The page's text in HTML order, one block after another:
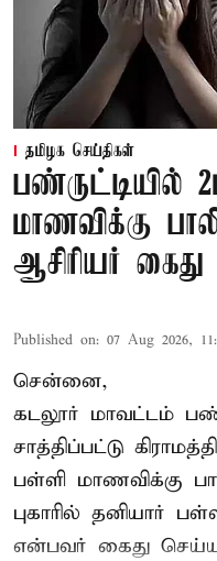
தமிழக செய்திகள்
பண்ருட்டியில்
மாணவிக்கு
ஆசிரியர் கைது
Published on: 07 Aug 2026,
சென்னை,
கடலூர் மாவட்டம்
சாத்திப்பட்டு
பள்ளி மாணவிக்கு
புகாரில் தனியார்
என்பவர் கைது